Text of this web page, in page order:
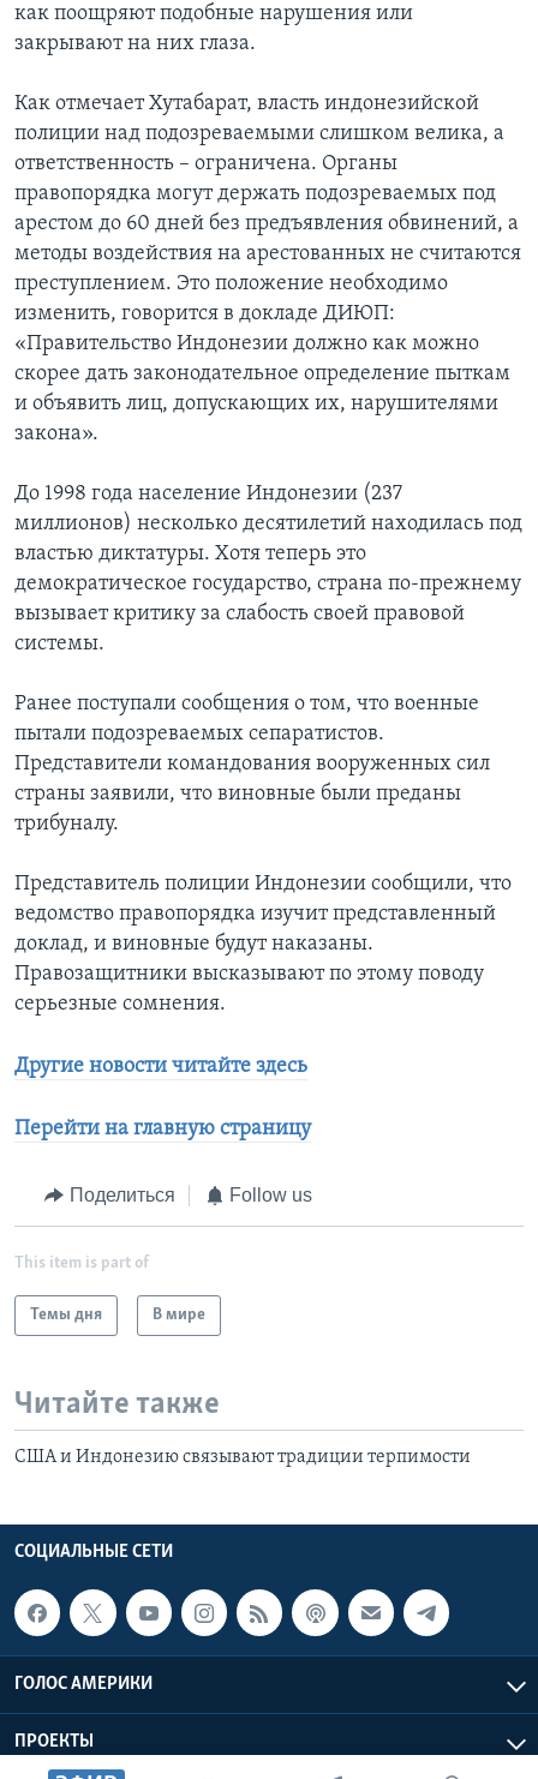
как поощряют подобные нарушения или
закрывают на них глаза.
Как отмечает Хутабарат, власть индонезийской
полиции над подозреваемыми слишком велика, а
ответственность – ограничена. Органы
правопорядка могут держать подозреваемых под
арестом до 60 дней без предъявления обвинений, а
методы воздействия на арестованных не считаются
преступлением. Это положение необходимо
изменить, говорится в докладе ДИЮП:
«Правительство Индонезии должно как можно
скорее дать законодательное определение пыткам
и объявить лиц, допускающих их, нарушителями
закона».
До 1998 года население Индонезии (237
миллионов) несколько десятилетий находилась под
властью диктатуры. Хотя теперь это
демократическое государство, страна по-прежнему
вызывает критику за слабость своей правовой
системы.
Ранее поступали сообщения о том, что военные
пытали подозреваемых сепаратистов.
Представители командования вооруженных сил
страны заявили, что виновные были преданы
трибуналу.
Представитель полиции Индонезии сообщили, что
ведомство правопорядка изучит представленный
доклад, и виновные будут наказаны.
Правозащитники высказывают по этому поводу
серьезные сомнения.
Другие новости читайте здесь
Перейти на главную страницу
Поделиться Follow us
This item is part of
Темы дня В мире
Читайте также
США и Индонезию связывают традиции терпимости
СОЦИАЛЬНЫЕ СЕТИ
ГОЛОС АМЕРИКИ
ПРОЕКТЫ